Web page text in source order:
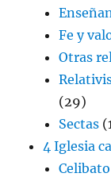
Fe y
Otras
(29)
Sectas
4 Iglesia
Celibato